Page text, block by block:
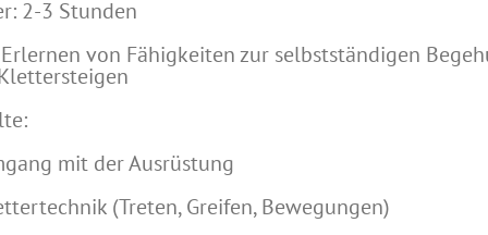
2-3 Stunden
von Fähigkeiten zur selbstständigen
mit der Ausrüstung
(Treten, Greifen, Bewegungen)